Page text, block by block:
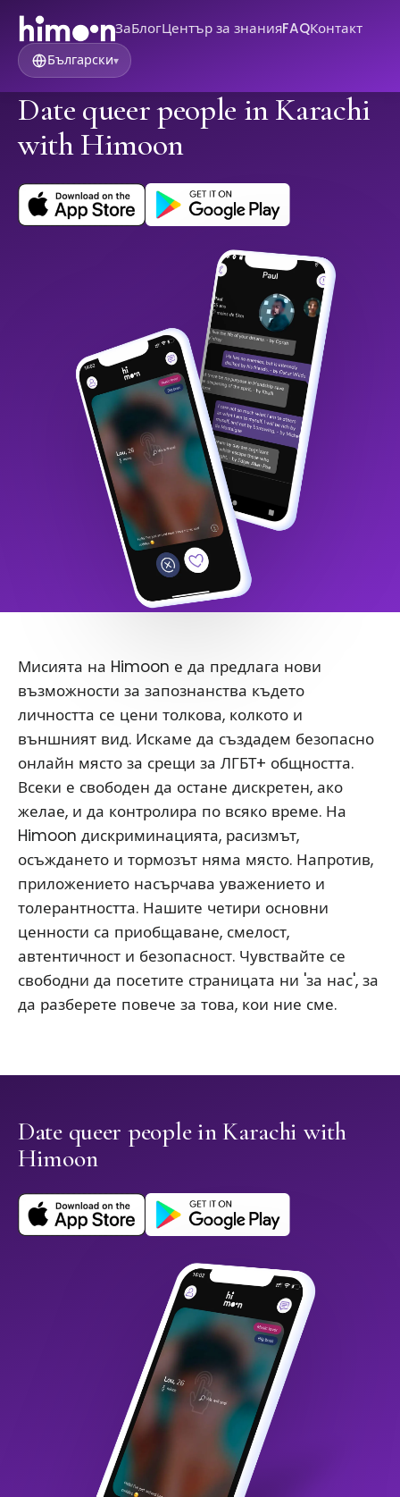
ЗаБлогЦентър за знанияFAQКонтакт
Български▾
Date queer people in Karachi
with Himoon
Мисията на Himoon е да предлага нови
възможности за запознанства където
личността се цени толкова, колкото и
външният вид. Искаме да създадем безопасно
онлайн място за срещи за ЛГБТ+ общността.
Всеки е свободен да остане дискретен, ако
желае, и да контролира по всяко време. На
Himoon дискриминацията, расизмът,
осъждането и тормозът няма място. Напротив,
приложението насърчава уважението и
толерантността. Нашите четири основни
ценности са приобщаване, смелост,
автентичност и безопасност. Чувствайте се
свободни да посетите страницата ни 'за нас', за
да разберете повече за това, кои ние сме.
Date queer people in Karachi with
Himoon